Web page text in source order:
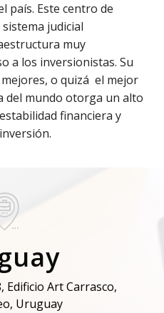
país. Este centro de
judicial
muy
a los inversionistas. Su
o quizá el mejor
del mundo otorga un alto
financiera y
Edificio Art Carrasco,
Uruguay